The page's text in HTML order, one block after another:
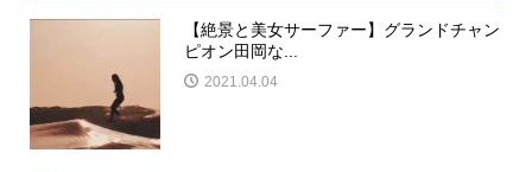
【絶景と美女サーファー】グランドチャン
ピオン田岡な...
2021.04.04